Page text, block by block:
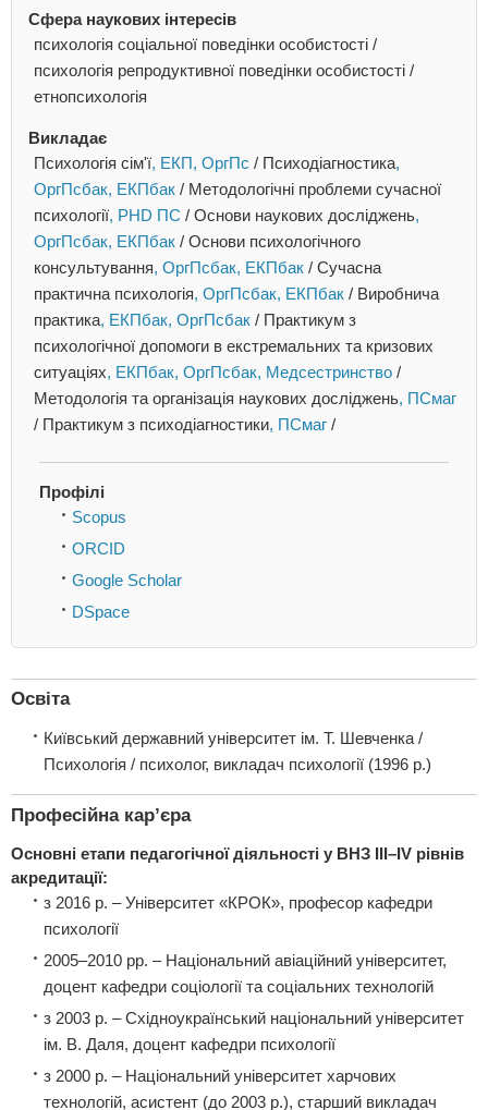
Сфера наукових інтересів
психологія соціальної поведінки особистості /
психологія репродуктивної поведінки особистості /
етнопсихологія
Викладає
Психологія сім'ї, ЕКП, ОргПс / Психодіагностика,
ОргПсбак, ЕКПбак / Методологічні проблеми сучасної
психології, PHD ПС / Основи наукових досліджень,
ОргПсбак, ЕКПбак / Основи психологічного
консультування, ОргПсбак, ЕКПбак / Сучасна
практична психологія, ОргПсбак, ЕКПбак / Виробнича
практика, ЕКПбак, ОргПсбак / Практикум з
психологічної допомоги в екстремальних та кризових
ситуаціях, ЕКПбак, ОргПсбак, Медсестринство /
Методологія та організація наукових досліджень, ПСмаг
/ Практикум з психодіагностики, ПСмаг /
Профілі
Scopus
ORCID
Google Scholar
DSpace
Освіта
Київський державний університет ім. Т. Шевченка /
Психологія / психолог, викладач психології (1996 р.)
Професійна кар’єра
Основні етапи педагогічної діяльності у ВНЗ III–IV рівнів
акредитації:
з 2016 р. – Університет «КРОК», професор кафедри
психології
2005–2010 рр. – Національний авіаційний університет,
доцент кафедри соціології та соціальних технологій
з 2003 р. – Східноукраїнський національний університет
ім. В. Даля, доцент кафедри психології
з 2000 р. – Національний університет харчових
технологій, асистент (до 2003 р.), старший викладач